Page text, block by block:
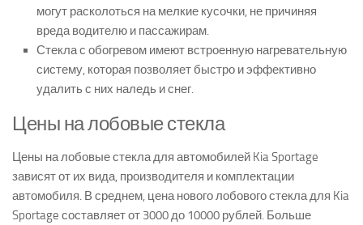
могут расколоться на мелкие кусочки, не причиняя
вреда водителю и пассажирам.
Стекла с обогревом имеют встроенную нагревательную
систему, которая позволяет быстро и эффективно
удалить с них наледь и снег.
Цены на лобовые стекла
Цены на лобовые стекла для автомобилей Kia Sportage
зависят от их вида, производителя и комплектации
автомобиля. В среднем, цена нового лобового стекла для Kia
Sportage составляет от 3000 до 10000 рублей. Больше